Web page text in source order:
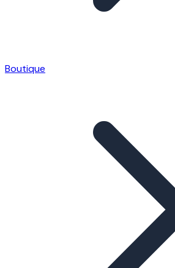
Boutique